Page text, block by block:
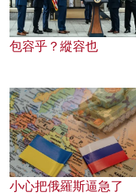
包容乎？縱容也
小心把俄羅斯逼急了